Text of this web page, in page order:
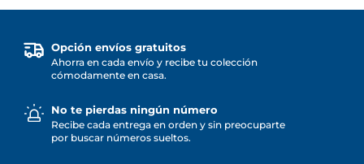
Opción envíos gratuitos
Ahorra en cada envío y recibe tu colección
cómodamente en casa.
No te pierdas ningún número
Recibe cada entrega en orden y sin preocuparte
por buscar números sueltos.